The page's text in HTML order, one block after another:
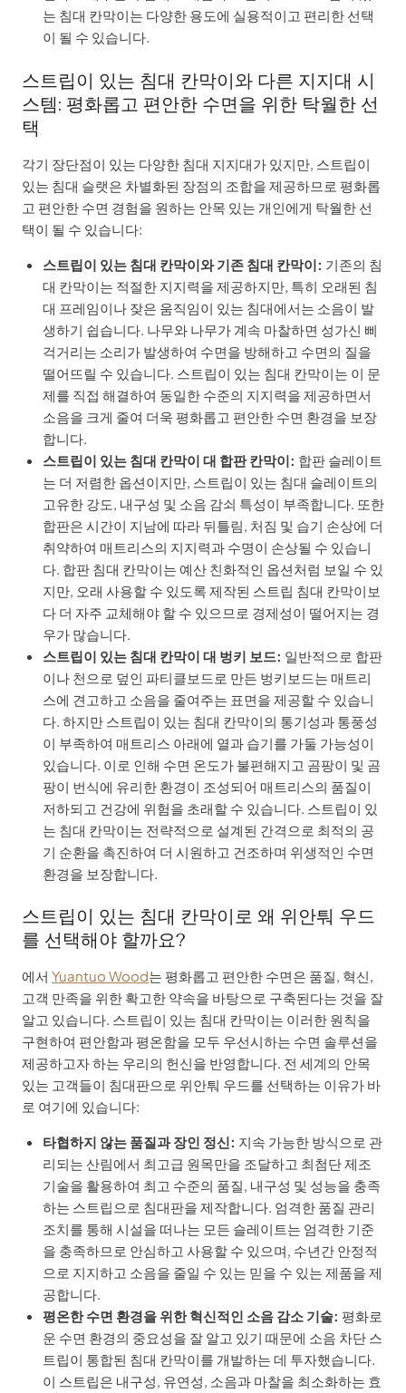
는 침대 칸막이는 다양한 용도에 실용적이고 편리한 선택
이 될 수 있습니다.
스트립이 있는 침대 칸막이와 다른 지지대 시
스템: 평화롭고 편안한 수면을 위한 탁월한 선
택
각기 장단점이 있는 다양한 침대 지지대가 있지만, 스트립이
있는 침대 슬랫은 차별화된 장점의 조합을 제공하므로 평화롭
고 편안한 수면 경험을 원하는 안목 있는 개인에게 탁월한 선
택이 될 수 있습니다:
스트립이 있는 침대 칸막이와 기존 침대 칸막이: 기존의 침
대 칸막이는 적절한 지지력을 제공하지만, 특히 오래된 침
대 프레임이나 잦은 움직임이 있는 침대에서는 소음이 발
생하기 쉽습니다. 나무와 나무가 계속 마찰하면 성가신 삐
걱거리는 소리가 발생하여 수면을 방해하고 수면의 질을
떨어뜨릴 수 있습니다. 스트립이 있는 침대 칸막이는 이 문
제를 직접 해결하여 동일한 수준의 지지력을 제공하면서
소음을 크게 줄여 더욱 평화롭고 편안한 수면 환경을 보장
합니다.
스트립이 있는 침대 칸막이 대 합판 칸막이: 합판 슬레이트
는 더 저렴한 옵션이지만, 스트립이 있는 침대 슬레이트의
고유한 강도, 내구성 및 소음 감쇠 특성이 부족합니다. 또한
합판은 시간이 지남에 따라 뒤틀림, 처짐 및 습기 손상에 더
취약하여 매트리스의 지지력과 수명이 손상될 수 있습니
다. 합판 침대 칸막이는 예산 친화적인 옵션처럼 보일 수 있
지만, 오래 사용할 수 있도록 제작된 스트립 침대 칸막이보
다 더 자주 교체해야 할 수 있으므로 경제성이 떨어지는 경
우가 많습니다.
스트립이 있는 침대 칸막이 대 벙키 보드: 일반적으로 합판
이나 천으로 덮인 파티클보드로 만든 벙키보드는 매트리
스에 견고하고 소음을 줄여주는 표면을 제공할 수 있습니
다. 하지만 스트립이 있는 침대 칸막이의 통기성과 통풍성
이 부족하여 매트리스 아래에 열과 습기를 가둘 가능성이
있습니다. 이로 인해 수면 온도가 불편해지고 곰팡이 및 곰
팡이 번식에 유리한 환경이 조성되어 매트리스의 품질이
저하되고 건강에 위험을 초래할 수 있습니다. 스트립이 있
는 침대 칸막이는 전략적으로 설계된 간격으로 최적의 공
기 순환을 촉진하여 더 시원하고 건조하며 위생적인 수면
환경을 보장합니다.
스트립이 있는 침대 칸막이로 왜 위안퉈 우드
를 선택해야 할까요?
에서 Yuantuo Wood는 평화롭고 편안한 수면은 품질, 혁신,
고객 만족을 위한 확고한 약속을 바탕으로 구축된다는 것을 잘
알고 있습니다. 스트립이 있는 침대 칸막이는 이러한 원칙을
구현하여 편안함과 평온함을 모두 우선시하는 수면 솔루션을
제공하고자 하는 우리의 헌신을 반영합니다. 전 세계의 안목
있는 고객들이 침대판으로 위안퉈 우드를 선택하는 이유가 바
로 여기에 있습니다:
타협하지 않는 품질과 장인 정신: 지속 가능한 방식으로 관
리되는 산림에서 최고급 원목만을 조달하고 최첨단 제조
기술을 활용하여 최고 수준의 품질, 내구성 및 성능을 충족
하는 스트립으로 침대판을 제작합니다. 엄격한 품질 관리
조치를 통해 시설을 떠나는 모든 슬레이트는 엄격한 기준
을 충족하므로 안심하고 사용할 수 있으며, 수년간 안정적
으로 지지하고 소음을 줄일 수 있는 믿을 수 있는 제품을 제
공합니다.
평온한 수면 환경을 위한 혁신적인 소음 감소 기술: 평화로
운 수면 환경의 중요성을 잘 알고 있기 때문에 소음 차단 스
트립이 통합된 침대 칸막이를 개발하는 데 투자했습니다.
이 스트립은 내구성, 유연성, 소음과 마찰을 최소화하는 효